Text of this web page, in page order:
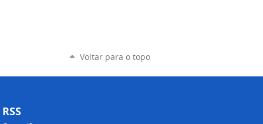
Voltar para o topo
RSS